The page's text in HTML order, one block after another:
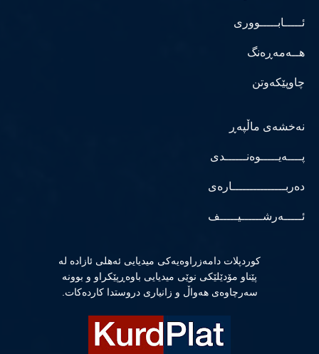
ئـــــابـــــووری
هــەمەڕەنگ
چاوپێکەوتن
نەخشەی ماڵپەڕ
پــــەیـــــوەنــــــدی
دەربـــــــــــــــارەی
ئـــــەرشــــــیـــــف
كوردپلات دامەزراوەیەكی میدیایی ئەهلی ئازادە لە
پێناو مۆدێلێكی نوێی میدیایی باوەڕپێكراو و بوونە
سەرچاوەی هەواڵ و زانیاری دروستدا كاردەكات.